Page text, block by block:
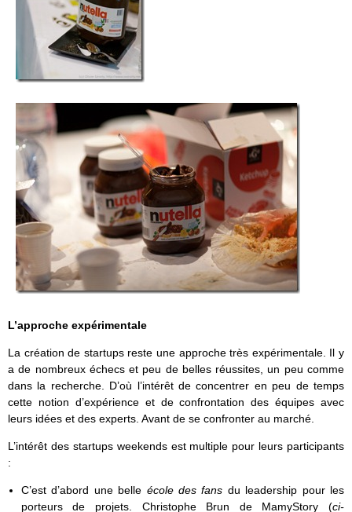
L’approche expérimentale
La création de startups reste une approche très expérimentale. Il y
a de nombreux échecs et peu de belles réussites, un peu comme
dans la recherche. D’où l’intérêt de concentrer en peu de temps
cette notion d’expérience et de confrontation des équipes avec
leurs idées et des experts. Avant de se confronter au marché.
L’intérêt des startups weekends est multiple pour leurs participants
:
C’est d’abord une belle école des fans du leadership pour les
porteurs de projets. Christophe Brun de MamyStory (ci-